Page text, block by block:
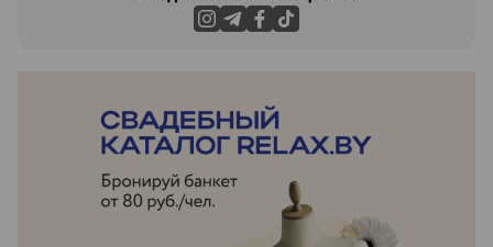
ЭФФЕКТИВНАЯ РЕКЛАМА НА САЙТЕ